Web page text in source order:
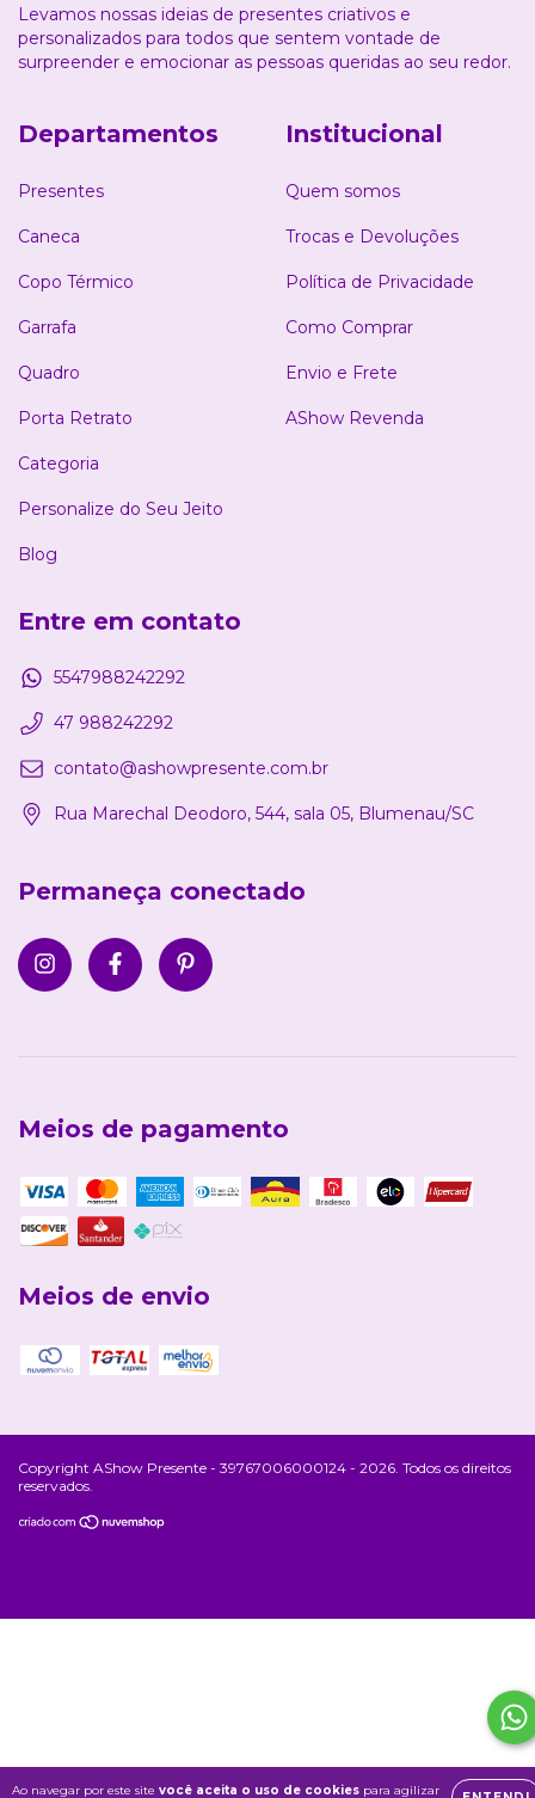
Ao navegar por este site você aceita o uso de cookies para agilizar
Levamos nossas ideias de presentes criativos e
personalizados para todos que sentem vontade de
surpreender e emocionar as pessoas queridas ao seu redor.
Departamentos
Presentes
Caneca
Copo Térmico
Garrafa
Quadro
Porta Retrato
Categoria
Personalize do Seu Jeito
Blog
Institucional
Quem somos
Trocas e Devoluções
Política de Privacidade
Como Comprar
Envio e Frete
AShow Revenda
Entre em contato
5547988242292
47 988242292
contato@ashowpresente.com.br
Rua Marechal Deodoro, 544, sala 05, Blumenau/SC
Permaneça conectado
Meios de pagamento
Meios de envio
Copyright AShow Presente - 39767006000124 - 2026. Todos os direitos
reservados.